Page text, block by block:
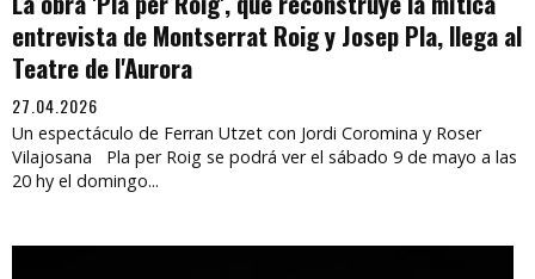
entrevista de Montserrat Roig y Josep Pla, llega al
Teatre de l'Aurora
27.04.2026
Un espectáculo de Ferran Utzet con Jordi Coromina y Roser
Vilajosana Pla per Roig se podrá ver el sábado 9 de mayo a las
20 hy el domingo...